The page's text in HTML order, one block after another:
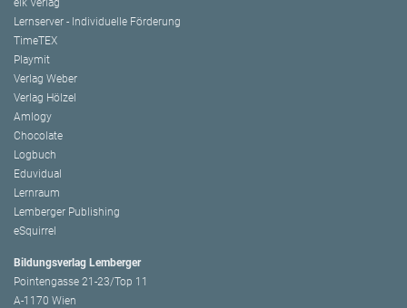
Lernserver - Individuelle Förderung
TimeTEX
Playmit
Verlag Weber
Verlag Hölzel
Amlogy
Chocolate
Logbuch
Eduvidual
Lernraum
Lemberger Publishing
eSquirrel
Bildungsverlag Lemberger
Pointengasse 21-23/Top 11
A-1170 Wien